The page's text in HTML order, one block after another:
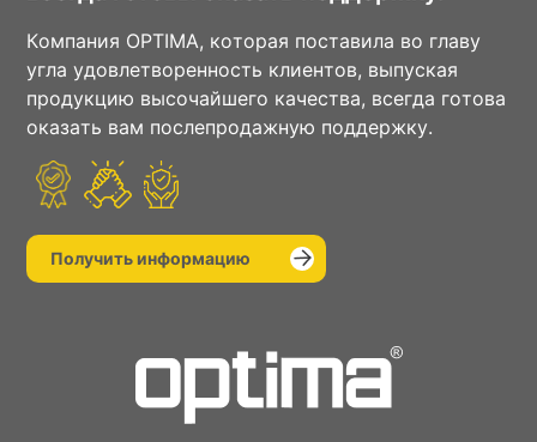
Компания OPTIMA, которая поставила во главу
угла удовлетворенность клиентов, выпуская
продукцию высочайшего качества, всегда готова
оказать вам послепродажную поддержку.
Получить информацию